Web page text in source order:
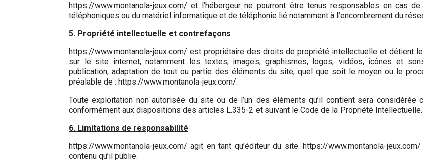
https://www.montanola-jeux.com/ et l’hébergeur ne pourront être tenus responsables en cas
téléphoniques ou du matériel informatique et de téléphonie lié notamment à l’encombrement du
5. Propriété intellectuelle et contrefaçons
https://www.montanola-jeux.com/ est propriétaire des droits de propriété intellectuelle et détient
sur le site internet, notamment les textes, images, graphismes, logos, vidéos, icônes et
publication, adaptation de tout ou partie des éléments du site, quel que soit le moyen ou le
préalable de : https://www.montanola-jeux.com/.
Toute exploitation non autorisée du site ou de l’un des éléments qu’il contient sera considérée
conformément aux dispositions des articles L.335-2 et suivant le Code de la Propriété Intellectuelle.
6. Limitations de responsabilité
https://www.montanola-jeux.com/ agit en tant qu’éditeur du site. https://www.montanola-
contenu qu’il publie.